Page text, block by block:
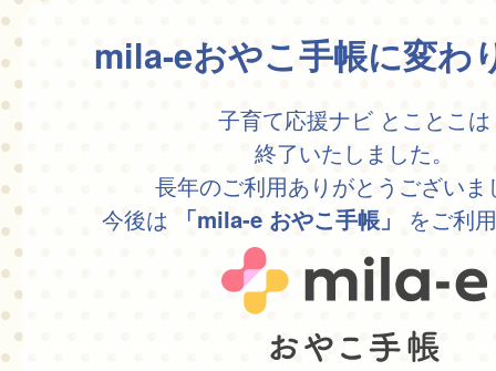
mila-eおやこ手帳に変わ
子育て応援ナビ とことこは
終了いたしました。
長年のご利用ありがとうございま
今後は
「mila-e おやこ手帳」 をご利